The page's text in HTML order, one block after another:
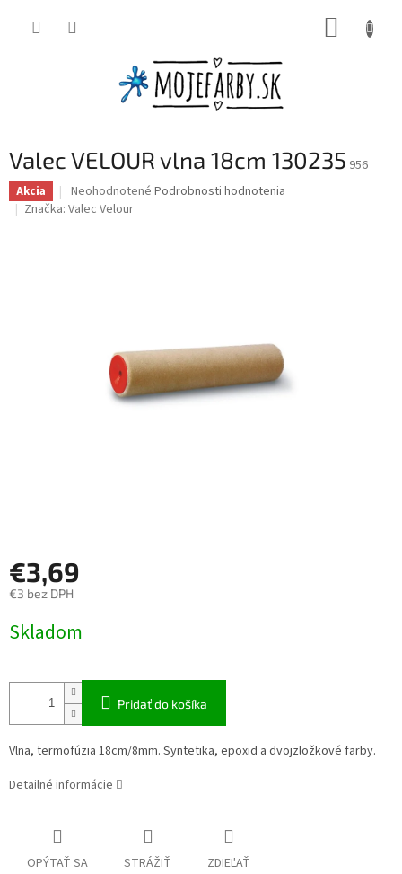
Valec VELOUR vlna 18cm 130235 956
Akcia
Priemerné
hodnotenie
Neohodnotené Podrobnosti hodnotenia
Značka: Valec Velour
€3,69
€3 bez DPH
cena:
Skladom
Pridať do košíka
Vlna, termofúzia 18cm/8mm. Syntetika, epoxid a dvojzložkové farby.
Detailné informácie
OPÝTAŤ SA STRÁŽIŤ ZDIEĽAŤ